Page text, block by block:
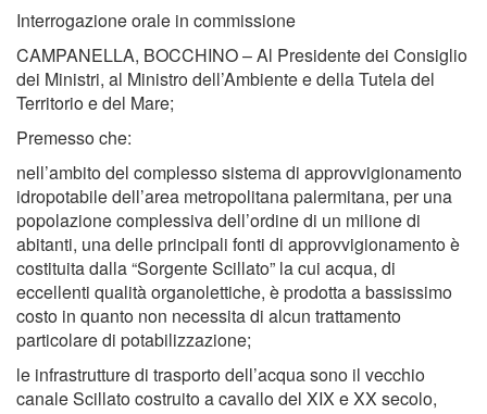
Interrogazione orale in commissione
CAMPANELLA, BOCCHINO – Al Presidente dei Consiglio
dei Ministri, al Ministro dell’Ambiente e della Tutela del
Territorio e del Mare;
Premesso che:
nell’ambito del complesso sistema di approvvigionamento
idropotabile dell’area metropolitana palermitana, per una
popolazione complessiva dell’ordine di un milione di
abitanti, una delle principali fonti di approvvigionamento è
costituita dalla “Sorgente Scillato” la cui acqua, di
eccellenti qualità organolettiche, è prodotta a bassissimo
costo in quanto non necessita di alcun trattamento
particolare di potabilizzazione;
le infrastrutture di trasporto dell’acqua sono il vecchio
canale Scillato costruito a cavallo del XIX e XX secolo,